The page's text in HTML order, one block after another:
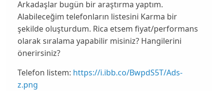
Arkadaşlar bugün bir araştırma yaptım.
Alabileceğim telefonların listesini Karma bir
şekilde oluşturdum. Rica etsem fiyat/performans
olarak sıralama yapabilir misiniz? Hangilerini
önerirsiniz?
Telefon listem: https://i.ibb.co/BwpdS5T/Ads-
z.png